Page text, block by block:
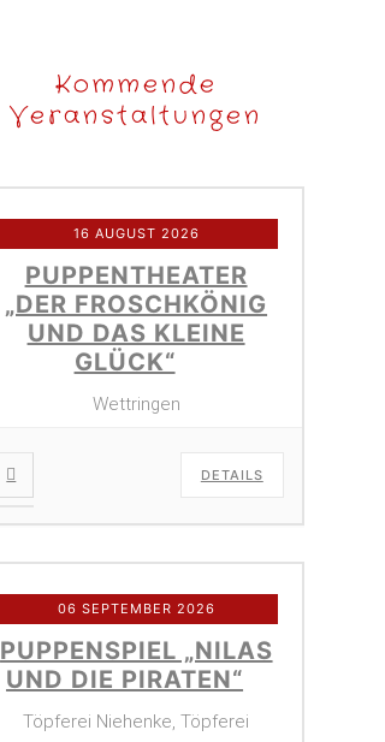
Kommende
Veranstaltungen
16 AUGUST 2026
PUPPENTHEATER
„DER FROSCHKÖNIG
UND DAS KLEINE
GLÜCK“
Wettringen
DETAILS
06 SEPTEMBER 2026
PUPPENSPIEL „NILAS
UND DIE PIRATEN“
Töpferei Niehenke, Töpferei